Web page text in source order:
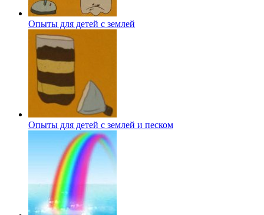
Опыты для детей с землей
Опыты для детей с землей и песком